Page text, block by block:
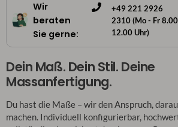
Wir
beraten
Sie gerne:
+49 221 2926
2310 (Mo - Fr
12.00 Uhr)
Dein Maß. Dein Stil. Deine
Massanfertigung.
Du hast die Maße – wir den Anspruch,
machen. Individuell konfigurierbar,